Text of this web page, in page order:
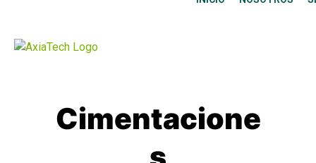
Cimentacione